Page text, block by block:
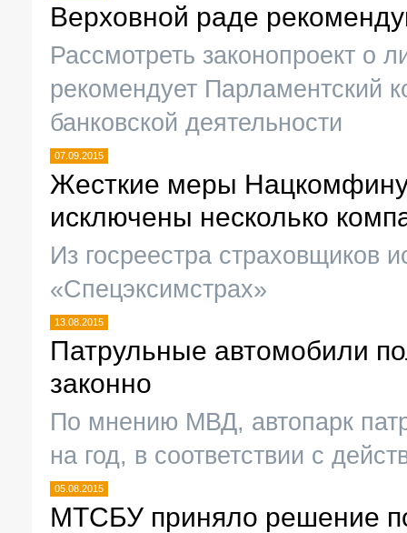
Верховной раде
Рассмотреть законопроект о
рекомендует Парламентский
банковской деятельности
07.09.2015
Жесткие меры
исключены несколько
Из госреестра страховщиков
«Спецэксимстрах»
13.08.2015
Патрульные автомобили
законно
По мнению МВД, автопарк
на год, в соответствии с
05.08.2015
МТСБУ приняло решение